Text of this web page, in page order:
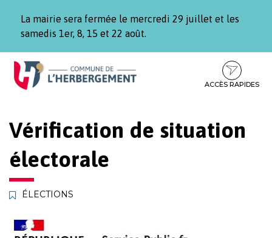
La mairie sera fermée le mercredi 29 juillet et les
samedis 1er, 8, 15 et 22 août.
Aller
Aller
contenu
Aller
pied
ACCÈS RAPIDES
Vérification de situation
électorale
ÉLECTIONS